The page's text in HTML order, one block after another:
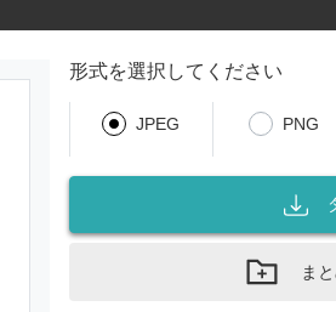
形式を選択してください
JPEG PNG
ま